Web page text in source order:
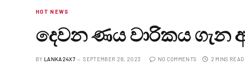
HOT NEWS
දෙවන ණය වාරිකය ගැන
BY LANKA24X7 SEPTEMBER 28, 2023 NO COMMENTS 2 MINS READ